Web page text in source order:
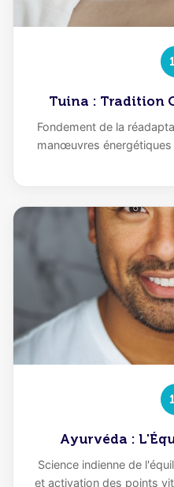
Tuina : Tradition
Fondement de la
manœuvres
Ayurvéda :
Science indienne de
et activation des points